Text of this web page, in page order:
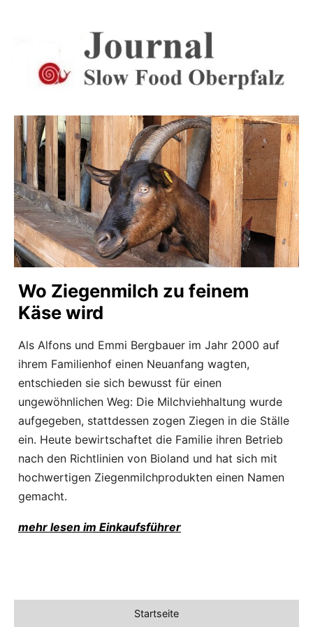
springen
Journal
Wo Ziegenmilch zu feinem
Käse wird
Als Alfons und Emmi Bergbauer im Jahr 2000 auf
ihrem Familienhof einen Neuanfang wagten,
entschieden sie sich bewusst für einen
ungewöhnlichen Weg: Die Milchviehhaltung wurde
aufgegeben, stattdessen zogen Ziegen in die Ställe
ein. Heute bewirtschaftet die Familie ihren Betrieb
nach den Richtlinien von Bioland und hat sich mit
hochwertigen Ziegenmilchprodukten einen Namen
gemacht.
mehr lesen im Einkaufsführer
Startseite